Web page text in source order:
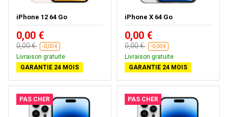
iPhone 12 64 Go
0,00 €
0,00 € -0,00 €
Livraison gratuite
GARANTIE 24 MOIS
iPhone X 64 Go
0,00 €
0,00 € -0,00 €
Livraison gratuite
GARANTIE 24 MOIS
PAS CHER PAS CHER